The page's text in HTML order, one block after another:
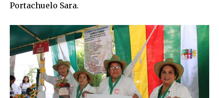
Portachuelo Sara.